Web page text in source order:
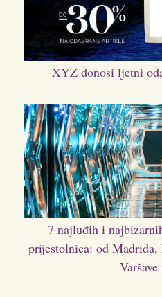
XYZ donosi ljetni
7 najluđih i
prijestolnica: od Madrida,